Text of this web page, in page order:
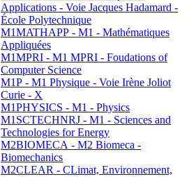
Applications - Voie Jacques Hadamard -
École Polytechnique
M1MATHAPP - M1 - Mathématiques
Appliquées
M1MPRI - M1 MPRI - Foudations of
Computer Science
M1P - M1 Physique - Voie Irène Joliot
Curie - X
M1PHYSICS - M1 - Physics
M1SCTECHNRJ - M1 - Sciences and
Technologies for Energy
M2BIOMECA - M2 Biomeca -
Biomechanics
M2CLEAR - CLimat, Environnement,